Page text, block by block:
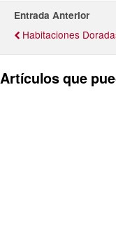
Entrada Anterior
Habitaciones
Artículos que